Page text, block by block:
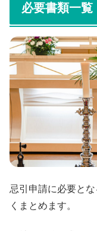
必要書類一覧
忌引申請に必要と
くまとめます。